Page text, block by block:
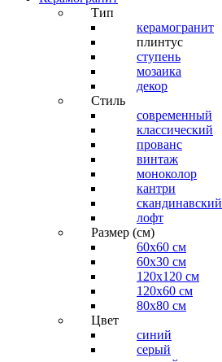
Тип
керамогранит
плинтус
ступень
мозаика
декор
Стиль
современный
классический
прованс
винтаж
моноколор
кантри
скандинавский
лофт
Размер (см)
60х60 см
60x30 см
120x120 см
120x60 см
80x80 см
Цвет
синий
серый